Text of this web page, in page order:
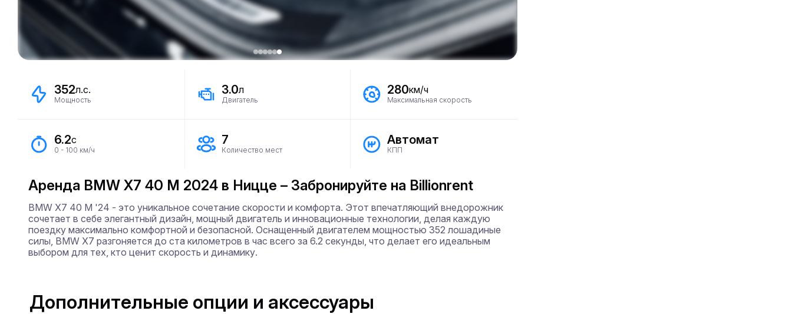
352л.с.
Мощность
3.0л
Двигатель
280км/ч
Максимальная скорость
6.2с
0 - 100 км/ч
7
Количество мест
Автомат
КПП
Аренда BMW X7 40 M 2024 в Ницце – Забронируйте на Billionrent
BMW X7 40 M '24 - это уникальное сочетание скорости и комфорта. Этот впечатляющий внедорожник
сочетает в себе элегантный дизайн, мощный двигатель и инновационные технологии, делая каждую
поездку максимально комфортной и безопасной. Оснащенный двигателем мощностью 352 лошадиные
силы, BMW X7 разгоняется до ста километров в час всего за 6.2 секунды, что делает его идеальным
выбором для тех, кто ценит скорость и динамику.
Дополнительные опции и аксессуары